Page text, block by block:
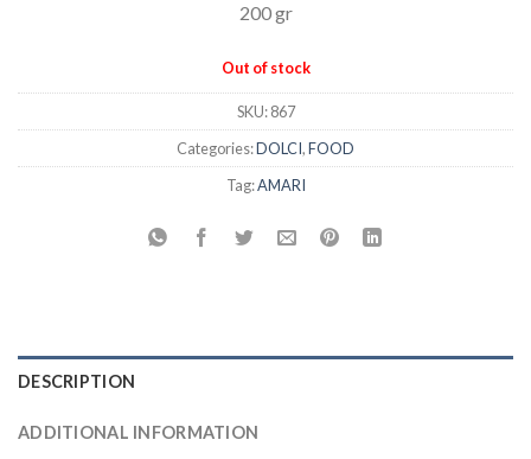
200 gr
Out of stock
SKU:867
Categories:DOLCI,FOOD
Tag:AMARI
DESCRIPTION
ADDITIONAL INFORMATION